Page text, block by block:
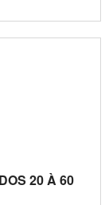
20 À 60